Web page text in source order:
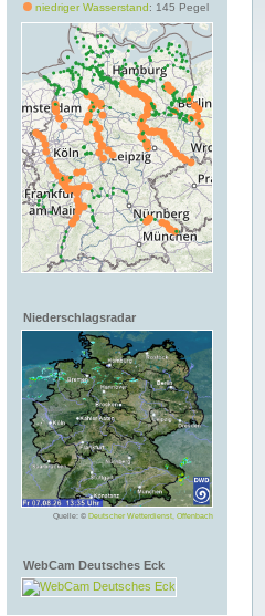
niedriger Wasserstand: 145 Pegel
Niederschlagsradar
Quelle: © Deutscher Wetterdienst, Offenbach
WebCam Deutsches Eck